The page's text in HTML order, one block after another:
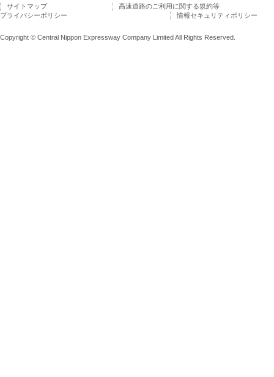
サイトマップ
高速道路のご利用に関する規約等
プライバシーポリシー
情報セキュリティポリシー
Copyright © Central Nippon Expressway Company Limited All Rights Reserved.